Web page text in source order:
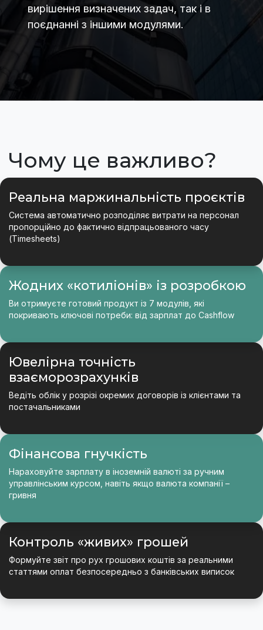
вирішення визначених задач, так і в
поєднанні з іншими модулями.
Жодних «котиліонів» із розробкою
Ви отримуєте готовий продукт із 7 модулів, які
покривають ключові потреби: від зарплат до Cashflow
Чому це важливо?
Реальна маржинальність проєктів
Система автоматично розподіляє витрати на персонал
пропорційно до фактично відпрацьованого часу
(Timesheets)
Ювелірна точність
взаєморозрахунків
Ведіть облік у розрізі окремих договорів із клієнтами та
постачальниками
Контроль «живих» грошей
Формуйте звіт про рух грошових коштів за реальними
статтями оплат безпосередньо з банківських виписок
Фінансова гнучкість
Нараховуйте зарплату в іноземній валюті за ручним
управлінським курсом, навіть якщо валюта компанії –
гривня